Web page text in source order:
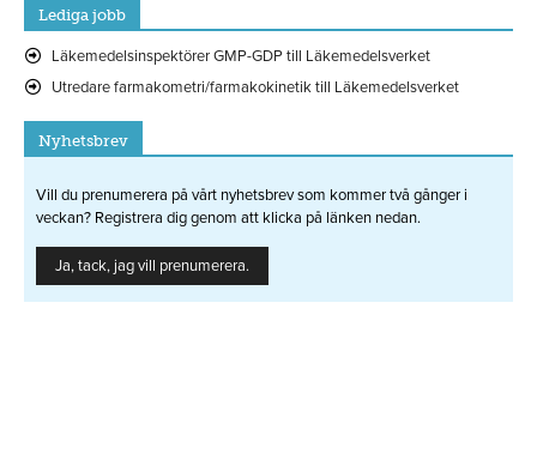
Lediga jobb
Läkemedelsinspektörer GMP-GDP till Läkemedelsverket
Utredare farmakometri/farmakokinetik till Läkemedelsverket
Nyhetsbrev
Vill du prenumerera på vårt nyhetsbrev som kommer två gånger i
veckan? Registrera dig genom att klicka på länken nedan.
Ja, tack, jag vill prenumerera.